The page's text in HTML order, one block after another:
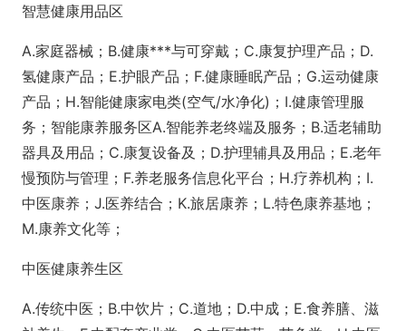
智慧健康用品区
A.家庭器械；B.健康***与可穿戴；C.康复护理产品；D.
氢健康产品；E.护眼产品；F.健康睡眠产品；G.运动健康
产品；H.智能健康家电类(空气/水净化)；I.健康管理服
务；智能康养服务区A.智能养老终端及服务；B.适老辅助
器具及用品；C.康复设备及；D.护理辅具及用品；E.老年
慢预防与管理；F.养老服务信息化平台；H.疗养机构；I.
中医康养；J.医养结合；K.旅居康养；L.特色康养基地；
M.康养文化等；
中医健康养生区
A.传统中医；B.中饮片；C.道地；D.中成；E.食养膳、滋